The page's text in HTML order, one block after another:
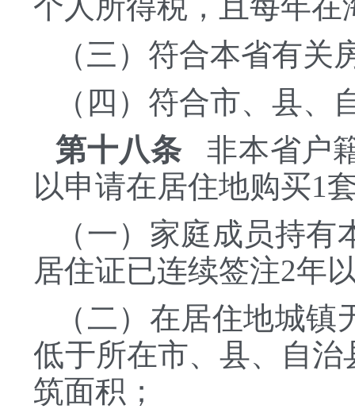
（三）符合本省有
（四）符合市、县
第十八条 非本省户
以申请在居住地购买1
（一）家庭成员持
居住证已连续签注2年
（二）在居住地城
低于所在市、县、自
筑面积；